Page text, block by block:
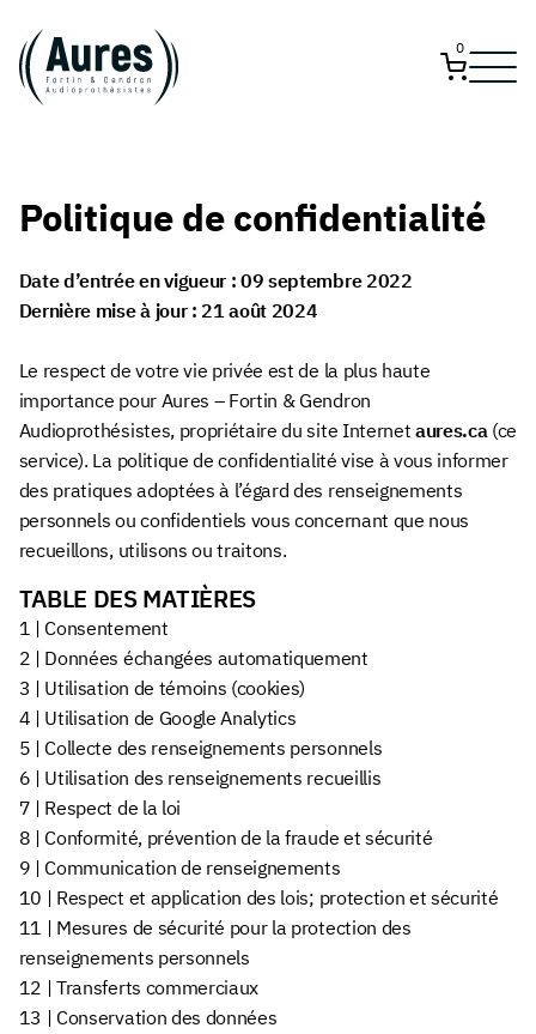
0
Politique de confidentialité
Date d’entrée en vigueur : 09 septembre 2022
Dernière mise à jour : 21 août 2024
Le respect de votre vie privée est de la plus haute
importance pour Aures – Fortin & Gendron
Audioprothésistes, propriétaire du site Internet aures.ca(ce
service). La politique de confidentialité vise à vous informer
des pratiques adoptées à l’égard des renseignements
personnels ou confidentiels vous concernant que nous
recueillons, utilisons ou traitons.
TABLE DES MATIÈRES
1 | Consentement
2 | Données échangées automatiquement
3 | Utilisation de témoins (cookies)
4 | Utilisation de Google Analytics
5 | Collecte des renseignements personnels
6 | Utilisation des renseignements recueillis
7 | Respect de la loi
8 | Conformité, prévention de la fraude et sécurité
9 | Communication de renseignements
10 | Respect et application des lois; protection et sécurité
11 | Mesures de sécurité pour la protection des
renseignements personnels
12 | Transferts commerciaux
13 | Conservation des données